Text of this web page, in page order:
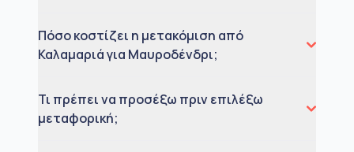
Πόσο κοστίζει η μετακόμιση από
Καλαμαριά για Μαυροδένδρι;
Τι πρέπει να προσέξω πριν επιλέξω
μεταφορική;